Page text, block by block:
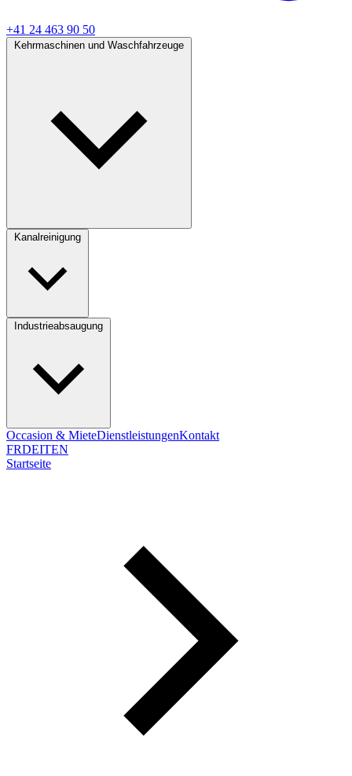
+41 24 463 90 50
Occasion & MieteDienstleistungenKontakt
FRDEITEN
Startseite